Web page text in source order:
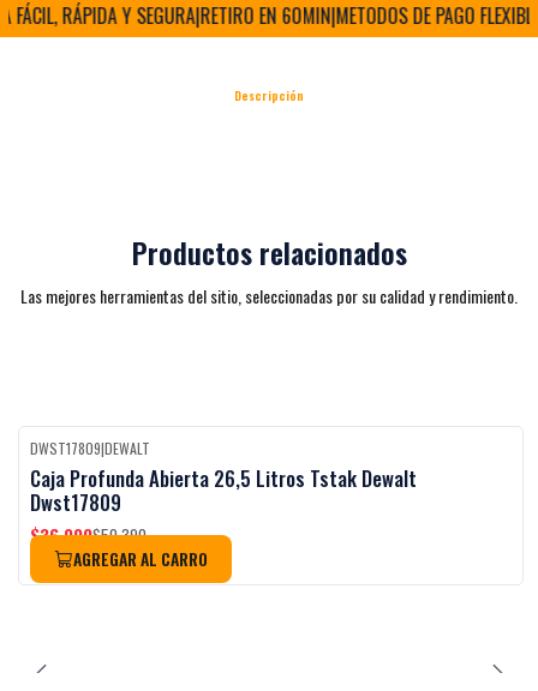
RÁPIDA Y SEGURA|RETIRO EN 60MIN|METODOS DE PAGO FLEXIBLES|
Descripción
Productos relacionados
Las mejores herramientas del sitio, seleccionadas por su calidad y rendimiento.
-27%OFF Black Week
DWST17809|DEWALT
Caja Profunda Abierta 26,5 Litros Tstak Dewalt
Dwst17809
$36.990$50.390
AGREGAR AL CARRO